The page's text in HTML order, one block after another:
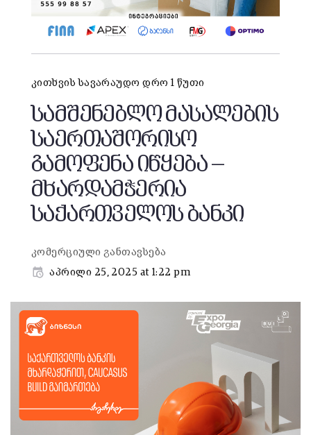
კითხვის სავარაუდო დრო 1 წუთი
სამშენებლო მასალების
საერთაშორისო
გამოფენა იწყება —
მხარდამჭერია
საქართველოს ბანკი
კომერციული განთავსება
აპრილი 25, 2025 at 1:22 pm